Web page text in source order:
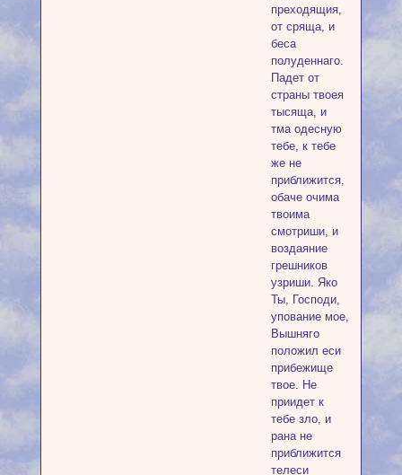
преходящия,
от сряща, и
беса
полуденнаго.
Падет от
страны твоея
тысяща, и
тма одесную
тебе, к тебе
же не
приближится,
обаче очима
твоима
смотриши, и
воздаяние
грешников
узриши. Яко
Ты, Господи,
упование мое,
Вышняго
положил еси
прибежище
твое. Не
приидет к
тебе зло, и
рана не
приближится
телеси